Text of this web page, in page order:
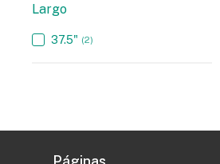
Largo
37.5" (2)